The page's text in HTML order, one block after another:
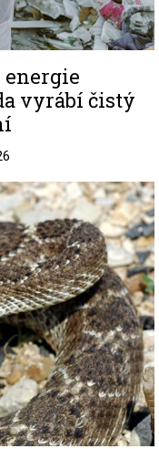
energie
vyrábí čistý